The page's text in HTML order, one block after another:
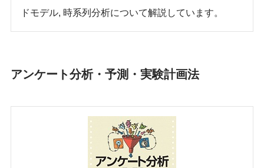
ドモデル, 時系列分析について解説しています。
アンケート分析・予測・実験計画法